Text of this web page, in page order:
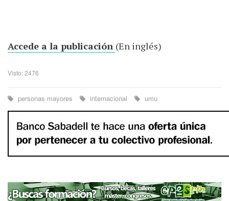
Accede a la publicación (En inglés)
Visto: 2476
personas mayores internacional umu